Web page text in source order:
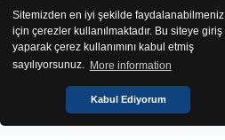
Sitemizden en iyi şekilde faydalanabilmeniz
için çerezler kullanılmaktadır. Bu siteye giriş
yaparak çerez kullanımını kabul etmiş
sayılıyorsunuz. More information
Kabul Ediyorum
home
Anasayfa
pallet
Jeneratörler